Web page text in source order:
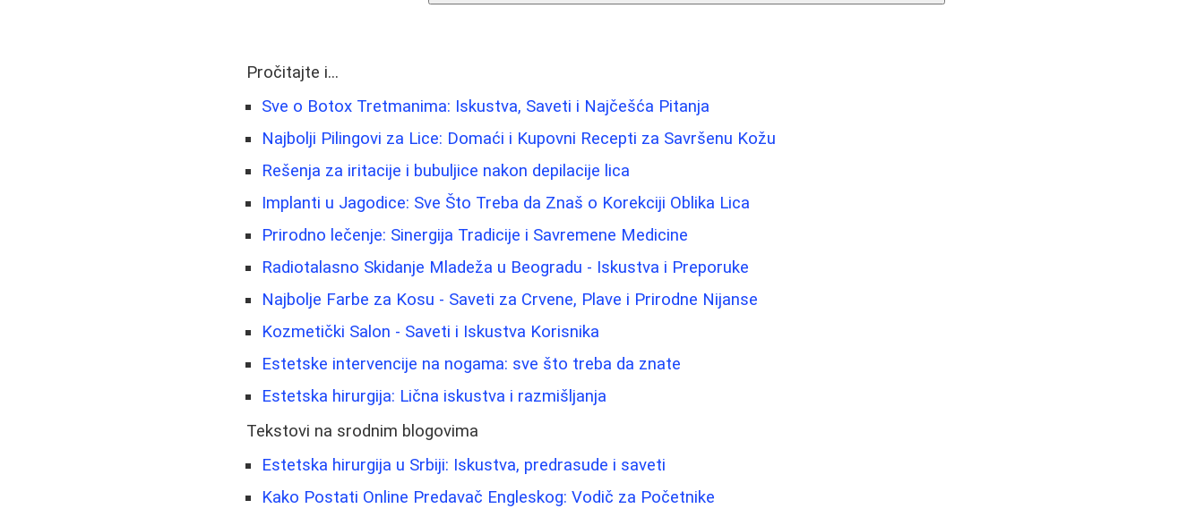
Pročitajte i...
Sve o Botox Tretmanima: Iskustva, Saveti i Najčešća Pitanja
Najbolji Pilingovi za Lice: Domaći i Kupovni Recepti za Savršenu Kožu
Rešenja za iritacije i bubuljice nakon depilacije lica
Implanti u Jagodice: Sve Što Treba da Znaš o Korekciji Oblika Lica
Prirodno lečenje: Sinergija Tradicije i Savremene Medicine
Radiotalasno Skidanje Mladeža u Beogradu - Iskustva i Preporuke
Najbolje Farbe za Kosu - Saveti za Crvene, Plave i Prirodne Nijanse
Kozmetički Salon - Saveti i Iskustva Korisnika
Estetske intervencije na nogama: sve što treba da znate
Estetska hirurgija: Lična iskustva i razmišljanja
Tekstovi na srodnim blogovima
Estetska hirurgija u Srbiji: Iskustva, predrasude i saveti
Kako Postati Online Predavač Engleskog: Vodič za Početnike